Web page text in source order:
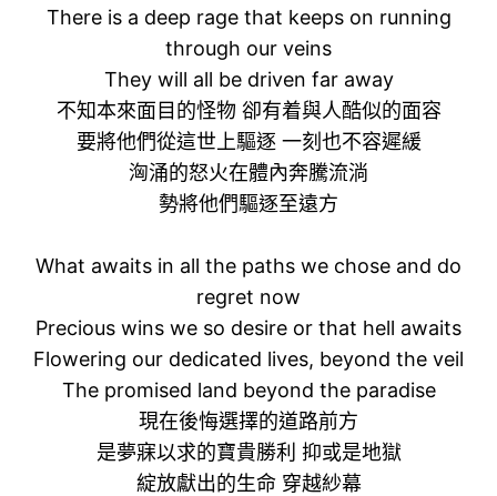
There is a deep rage that keeps on running
through our veins
They will all be driven far away
不知本來面目的怪物 卻有着與人酷似的面容
要將他們從這世上驅逐 一刻也不容遲緩
洶涌的怒火在體內奔騰流淌
勢將他們驅逐至遠方
What awaits in all the paths we chose and do
regret now
Precious wins we so desire or that hell awaits
Flowering our dedicated lives, beyond the veil
The promised land beyond the paradise
現在後悔選擇的道路前方
是夢寐以求的寶貴勝利 抑或是地獄
綻放獻出的生命 穿越紗幕